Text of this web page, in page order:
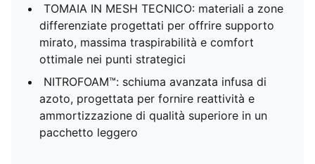
TOMAIA IN MESH TECNICO: materiali a zone
differenziate progettati per offrire supporto
mirato, massima traspirabilità e comfort
ottimale nei punti strategici
NITROFOAM™: schiuma avanzata infusa di
azoto, progettata per fornire reattività e
ammortizzazione di qualità superiore in un
pacchetto leggero